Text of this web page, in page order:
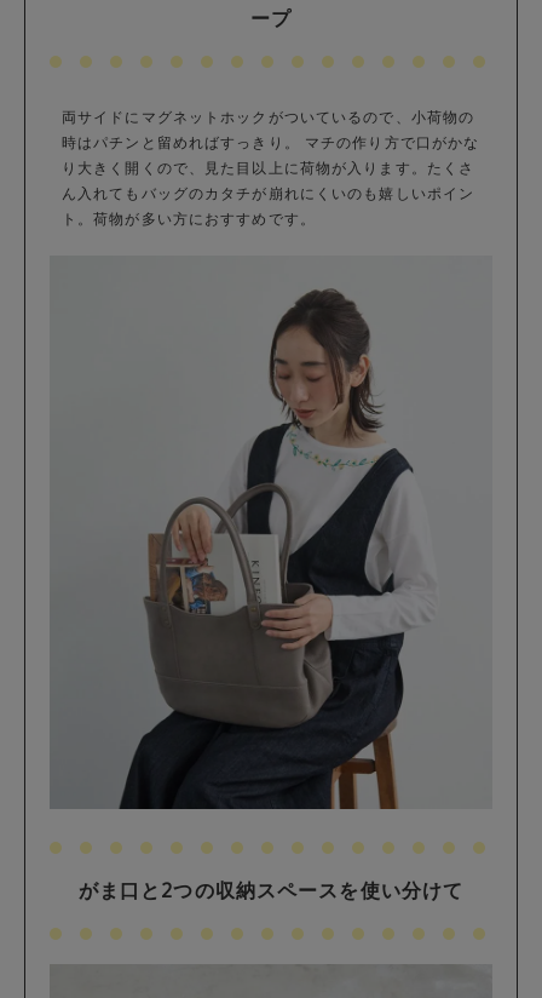
ープ
両サイドにマグネットホックがついているので、小荷物の
時はパチンと留めればすっきり。 マチの作り方で口がかな
り大きく開くので、見た目以上に荷物が入ります。たくさ
ん入れてもバッグのカタチが崩れにくいのも嬉しいポイン
ト。荷物が多い方におすすめです。
がま口と2つの収納スペースを使い分けて